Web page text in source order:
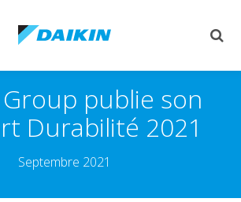
publie son
Durabilité 2021
Septembre 2021